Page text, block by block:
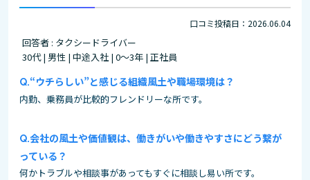
口コミ投稿日：2026.06.04
回答者 : タクシードライバー
30代 | 男性 | 中途入社 | 0～3年 | 正社員
“ウチらしい”と感じる組織風土や職場環境は？
内勤、乗務員が比較的フレンドリーな所です。
会社の風土や価値観は、働きがいや働きやすさにどう繋が
っている？
何かトラブルや相談事があってもすぐに相談し易い所です。